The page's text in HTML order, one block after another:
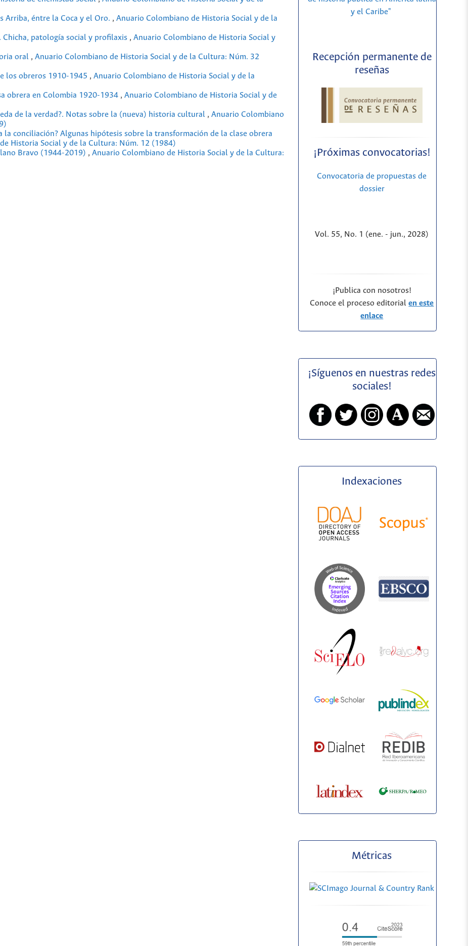
Arriba, éntre la Coca y el Oro. , Anuario Colombiano de Historia Social y de la
Chicha, patología social y profilaxis , Anuario Colombiano de Historia Social y
oral , Anuario Colombiano de Historia Social y de la Cultura: Núm. 32
los obreros 1910-1945 , Anuario Colombiano de Historia Social y de la
obrera en Colombia 1920-1934 , Anuario Colombiano de Historia Social y de
de la verdad?. Notas sobre la (nueva) historia cultural , Anuario Colombiano
la conciliación? Algunas hipótesis sobre la transformación de la clase obrera
Historia Social y de la Cultura: Núm. 12 (1984)
Bravo (1944-2019) , Anuario Colombiano de Historia Social y de la Cultura:
y el Caribe"
Recepción permanente de
reseñas
¡Próximas convocatorias!
Convocatoria de propuestas de
dossier
Vol. 55, No. 1 (ene. - jun., 2028)
¡Publica con nosotros!
Conoce el proceso editorialen este
enlace
¡Síguenos en nuestras redes
sociales!
Indexaciones
Métricas